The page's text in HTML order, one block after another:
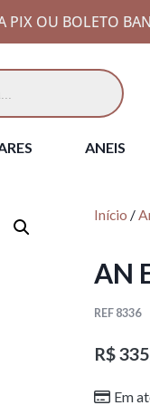
PIX OU BOLETO
ANEIS
Início /
AN
REF 8336
R$
Em